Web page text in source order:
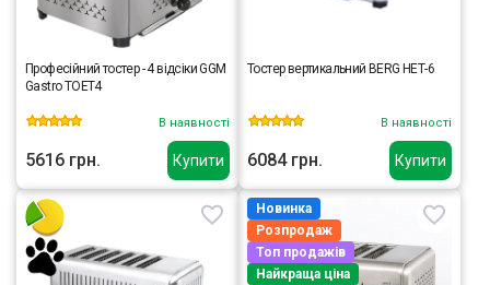
Купити
Професійний тостер - 4 відсіки GGM
Gastro TOET4
В наявності
5616 грн. Купити
Тостер вертикальний BERG НЕТ-6
В наявності
6084 грн.
Новинка
Розпродаж
Топ продажів
Найкраща ціна